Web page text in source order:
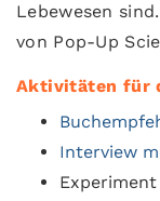
Lebewesen
von Pop-Up
Aktivitäten für
Interview
Experiment